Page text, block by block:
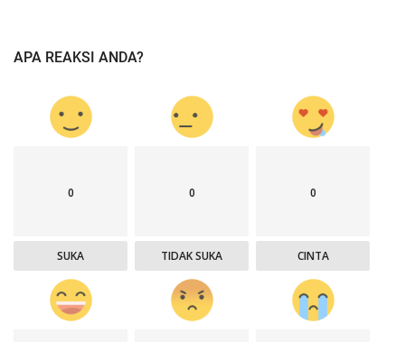
APA REAKSI ANDA?
0
SUKA
0
TIDAK SUKA
0
CINTA